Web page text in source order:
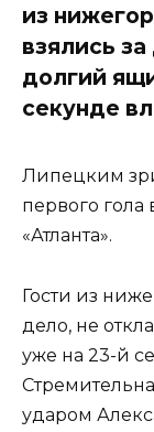
из
взялись
долгий
секунде
Липецким
первого
«Атланта».
Гости из
дело, не
уже на 23-й
ударом